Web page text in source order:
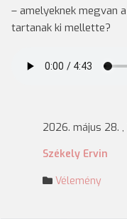
– amelyeknek megvan
tartanak ki mellette?
2026. május 28. ,
Székely Ervin
Vélemény